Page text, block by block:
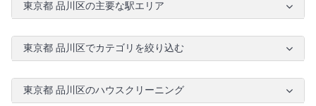
東京都 品川区の主要な駅エリア
東京都 品川区でカテゴリを絞り込む
東京都 品川区のハウスクリーニング